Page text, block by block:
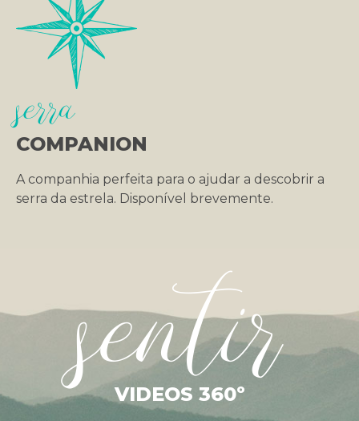
serra
COMPANION
A companhia perfeita para o ajudar a descobrir a
serra da estrela. Disponível brevemente.
sentir
VIDEOS 360º